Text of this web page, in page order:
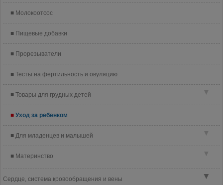
Молокоотсос
Пищевые добавки
Прорезыватели
Тесты на фертильность и овуляцию
▼
Товары для грудных детей
Уход за ребенком
▼
Для младенцев и малышей
▼
Материнство
▼
Сердце, система кровообращения и вены